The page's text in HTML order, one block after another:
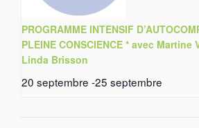
PROGRAMME INTENSIF
PLEINE CONSCIENCE * avec
Linda Brisson
20 septembre -25 septembre